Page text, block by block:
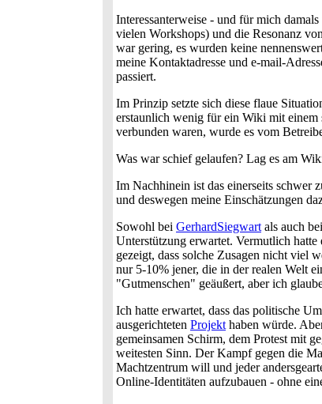
Interessanterweise - und für mich
vielen Workshops) und die Resonanz
war gering, es wurden keine
meine Kontaktadresse und e-mail-
passiert.
Im Prinzip setzte sich diese flaue
erstaunlich wenig für ein Wiki mit einem
verbunden waren, wurde es vom
Was war schief gelaufen? Lag es am
Im Nachhinein ist das einerseits schwer
und deswegen meine Einschätzungen
Sowohl bei GerhardSiegwart als auch
Unterstützung erwartet. Vermutlich
gezeigt, dass solche Zusagen nicht viel
nur 5-10% jener, die in der realen Welt
"Gutmenschen" geäußert, aber ich
Ich hatte erwartet, dass das politische
ausgerichteten Projekt haben würde.
gemeinsamen Schirm, dem Protest mit
weitesten Sinn. Der Kampf gegen die
Machtzentrum will und jeder
Online-Identitäten aufzubauen - ohne